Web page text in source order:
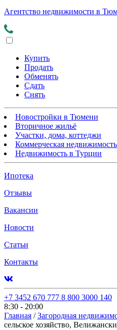
Агентство недвижимости в
Купить
Продать
Обменять
Сдать
Снять
Новостройки в Тюмени
Вторичное жильё
Участки, дома, коттеджи
Коммерческая недвижимость
Недвижимость в Турции
Ипотека
Отзывы
Вакансии
Новости
Статьи
Контакты
+7 3452 670 777 8 800 3000 140
8:30 - 20:00
Главная / Загородная
сельское хозяйство,